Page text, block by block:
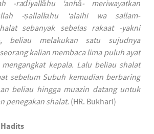
-raḍiyallāhu ‘anhā- meriwayatkan
-ṣallallāhu ‘alaihi wa sallam-
sebanyak sebelas rakaat -yakni
, beliau melakukan satu sujudnya
kalian membaca lima puluh ayat
kepala. Lalu beliau shalat
sebelum Subuh kemudian berbaring
beliau hingga muazin datang untuk
penegakan shalat. (HR. Bukhari)